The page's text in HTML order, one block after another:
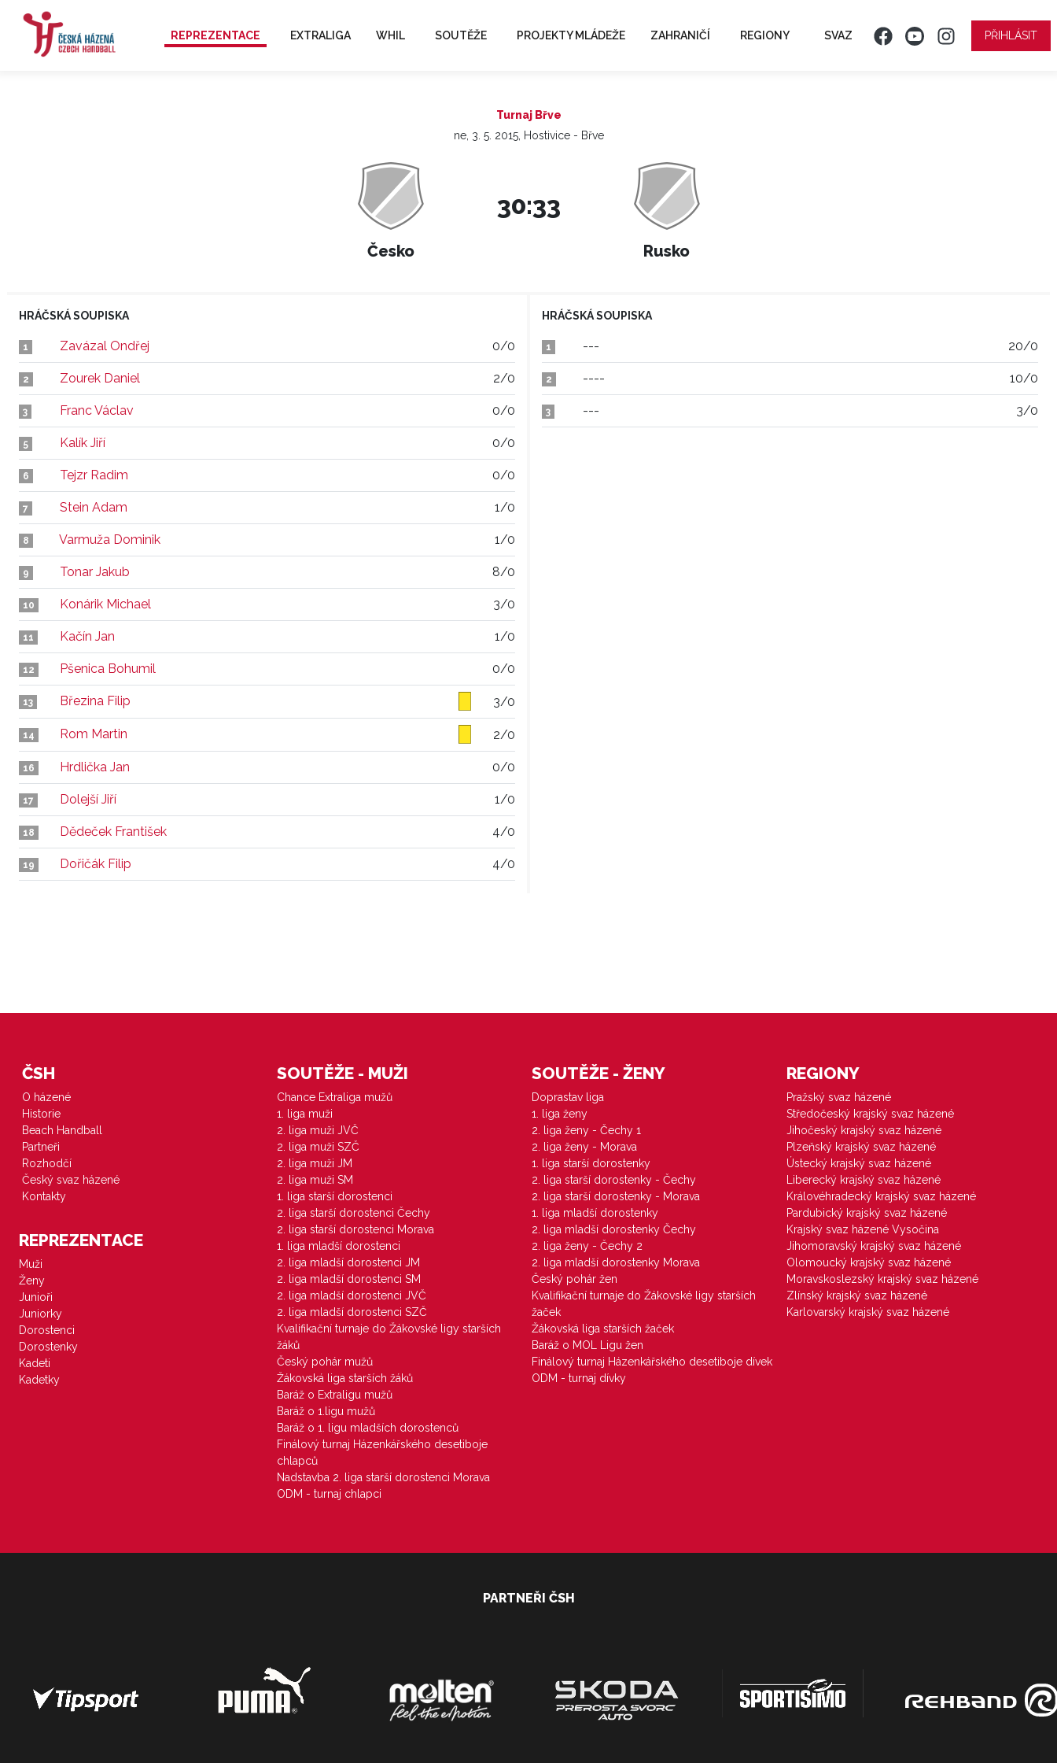
REPREZENTACE EXTRALIGA WHIL SOUTĚŽE PROJEKTY MLÁDEŽE ZAHRANIČÍ REGIONY SVAZ PŘIHLÁSIT
Turnaj Břve
ne, 3. 5. 2015, Hostivice - Břve
Česko
30:33
Rusko
HRÁČSKÁ SOUPISKA
1 Zavázal Ondřej 0/0
2 Zourek Daniel 2/0
3 Franc Václav 0/0
5 Kalík Jiří 0/0
6 Tejzr Radim 0/0
7 Stein Adam 1/0
8 Varmuža Dominik 1/0
9 Tonar Jakub 8/0
10 Konárik Michael 3/0
11 Kačín Jan 1/0
12 Pšenica Bohumil 0/0
13 Březina Filip 3/0
14 Rom Martin 2/0
16 Hrdlička Jan 0/0
17 Dolejší Jiří 1/0
18 Dědeček František 4/0
19 Dořičák Filip 4/0
HRÁČSKÁ SOUPISKA
1 --- 20/0
2 ---- 10/0
3 --- 3/0
ČSH
O házené
Historie
Beach Handball
Partneři
Rozhodčí
Český svaz házené
Kontakty
REPREZENTACE
Muži
Ženy
Junioři
Juniorky
Dorostenci
Dorostenky
Kadeti
Kadetky
SOUTĚŽE - MUŽI
Chance Extraliga mužů
1. liga muži
2. liga muži JVČ
2. liga muži SZČ
2. liga muži JM
2. liga muži SM
1. liga starší dorostenci
2. liga starší dorostenci Čechy
2. liga starší dorostenci Morava
1. liga mladší dorostenci
2. liga mladší dorostenci JM
2. liga mladší dorostenci SM
2. liga mladší dorostenci JVČ
2. liga mladší dorostenci SZČ
Kvalifikační turnaje do Žákovské ligy starších
žáků
Český pohár mužů
Žákovská liga starších žáků
Baráž o Extraligu mužů
Baráž o 1.ligu mužů
Baráž o 1. ligu mladších dorostenců
Finálový turnaj Házenkářského desetiboje
chlapců
Nadstavba 2. liga starší dorostenci Morava
ODM - turnaj chlapci
SOUTĚŽE - ŽENY
Doprastav liga
1. liga ženy
2. liga ženy - Čechy 1
2. liga ženy - Morava
1. liga starší dorostenky
2. liga starší dorostenky - Čechy
2. liga starší dorostenky - Morava
1. liga mladší dorostenky
2. liga mladší dorostenky Čechy
2. liga ženy - Čechy 2
2. liga mladší dorostenky Morava
Český pohár žen
Kvalifikační turnaje do Žákovské ligy starších
žaček
Žákovská liga starších žaček
Baráž o MOL Ligu žen
Finálový turnaj Házenkářského desetiboje dívek
ODM - turnaj dívky
REGIONY
Pražský svaz házené
Středočeský krajský svaz házené
Jihočeský krajský svaz házené
Plzeňský krajský svaz házené
Ústecký krajský svaz házené
Liberecký krajský svaz házené
Královéhradecký krajský svaz házené
Pardubický krajský svaz házené
Krajský svaz házené Vysočina
Jihomoravský krajský svaz házené
Olomoucký krajský svaz házené
Moravskoslezský krajský svaz házené
Zlínský krajský svaz házené
Karlovarský krajský svaz házené
PARTNEŘI ČSH